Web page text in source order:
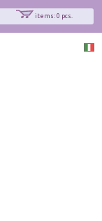
items: 0 pcs.